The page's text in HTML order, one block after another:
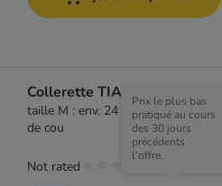
Collerette TIAKI
taille M : env. 24 - 39 cm de tour
de cou
Prix le plus bas
pratiqué au cours
des 30 jours
précédents
l'offre.
Not rated